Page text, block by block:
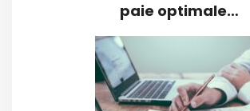
paie optimale…